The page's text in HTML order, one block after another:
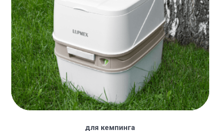
для кемпинга